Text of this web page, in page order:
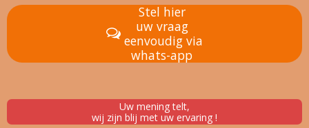
Stel hier
uw vraag
eenvoudig via
whats-app
Uw mening telt,
wij zijn blij met uw ervaring !